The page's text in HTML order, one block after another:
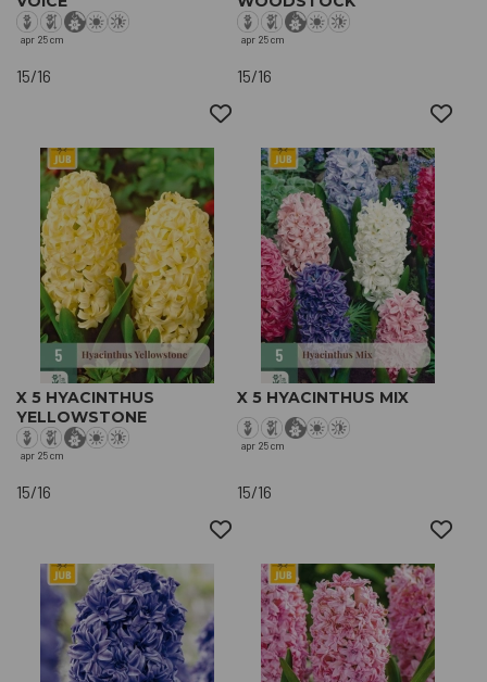
apr 25 cm
15/16
apr 25 cm
15/16
X 5 HYACINTHUS
YELLOWSTONE
apr 25 cm
15/16
X 5 HYACINTHUS MIX
apr 25 cm
15/16